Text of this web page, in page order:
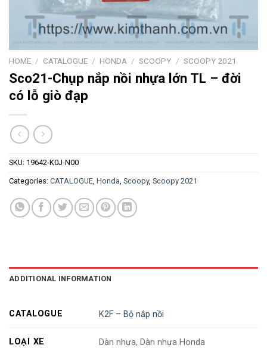
HOME / CATALOGUE / HONDA / SCOOPY / SCOOPY 2021
Sco21-Chụp nắp nồi nhựa lớn TL – đời
có lỗ giò đạp
SKU: 19642-K0J-N00
Categories: CATALOGUE, Honda, Scoopy, Scoopy 2021
ADDITIONAL INFORMATION
CATALOGUE K2F – Bộ nắp nồi
LOẠI XE Dàn nhựa, Dàn nhựa Honda